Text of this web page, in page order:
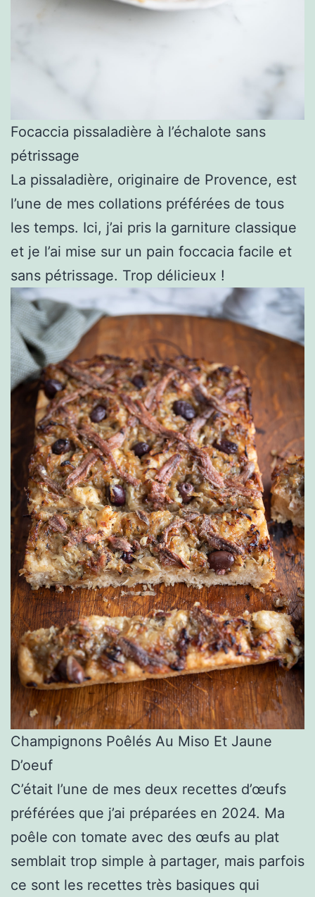
Focaccia pissaladière à l’échalote sans
pétrissage
La pissaladière, originaire de Provence, est
l’une de mes collations préférées de tous
les temps. Ici, j’ai pris la garniture classique
et je l’ai mise sur un pain foccacia facile et
sans pétrissage. Trop délicieux !
Champignons Poêlés Au Miso Et Jaune
D’oeuf
C’était l’une de mes deux recettes d’œufs
préférées que j’ai préparées en 2024. Ma
poêle con tomate avec des œufs au plat
semblait trop simple à partager, mais parfois
ce sont les recettes très basiques qui